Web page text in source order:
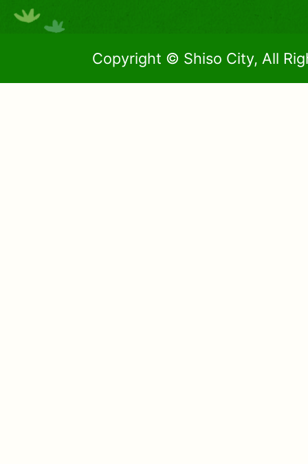
Copyright © Shiso City, All